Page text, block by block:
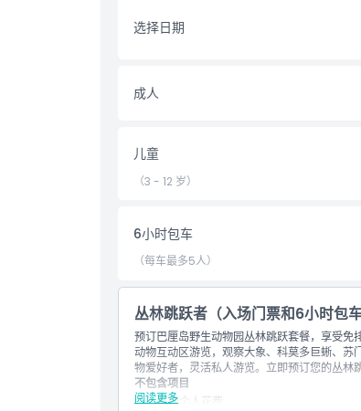
位置
如何到达那里
选择日期
成人
儿童
（3 - 12 岁）
6小时包车
（每车最多5人）
丛林跳跃者（入场门票和6小时包车
预订巴厘岛野生动物园丛林跳跃套餐，享受
动物互动区游览，观察大象、科莫多巨蜥、
物爱好者，灵活私人游览。立即预订您的丛林
阅读更多
不包含项目
其他个人花费